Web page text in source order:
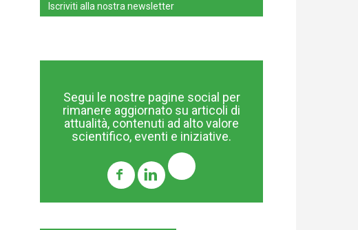
Iscriviti alla nostra newsletter
Segui le nostre pagine social per
rimanere aggiornato su articoli di
attualità, contenuti ad alto valore
scientifico, eventi e iniziative.